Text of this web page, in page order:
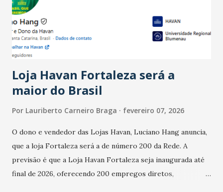
registraram equilíbrio financeiro. Já o percentual de
estabelecimentos no prejuízo ficou em 19%, pouco abaixo
do observado no mês anterior. Outros 1% não existiam em
novembro. Em relação a outubro, o faturamento também
cresceu. De acordo com a pesquisa, 44% dos n...
Loja Havan Fortaleza será a
maior do Brasil
Por Lauriberto Carneiro Braga fevereiro 07, 2026
O dono e vendedor das Lojas Havan, Luciano Hang anuncia,
que a loja Fortaleza será a de número 200 da Rede. A
previsão é que a Loja Havan Fortaleza seja inaugurada até
final de 2026, oferecendo 200 empregos diretos,